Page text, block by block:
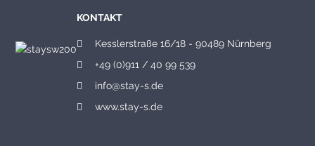
KONTAKT
Kesslerstraße 16/18 - 90489 Nürnberg
+49 (0)911 / 40 99 539
info@stay-s.de
www.stay-s.de